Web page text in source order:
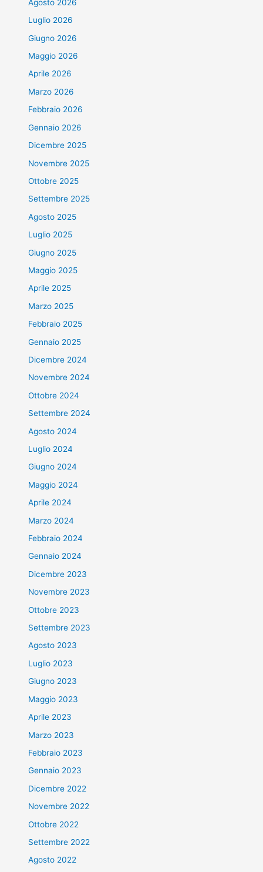
Agosto 2026
Luglio 2026
Giugno 2026
Maggio 2026
Aprile 2026
Marzo 2026
Febbraio 2026
Gennaio 2026
Dicembre 2025
Novembre 2025
Ottobre 2025
Settembre 2025
Agosto 2025
Luglio 2025
Giugno 2025
Maggio 2025
Aprile 2025
Marzo 2025
Febbraio 2025
Gennaio 2025
Dicembre 2024
Novembre 2024
Ottobre 2024
Settembre 2024
Agosto 2024
Luglio 2024
Giugno 2024
Maggio 2024
Aprile 2024
Marzo 2024
Febbraio 2024
Gennaio 2024
Dicembre 2023
Novembre 2023
Ottobre 2023
Settembre 2023
Agosto 2023
Luglio 2023
Giugno 2023
Maggio 2023
Aprile 2023
Marzo 2023
Febbraio 2023
Gennaio 2023
Dicembre 2022
Novembre 2022
Ottobre 2022
Settembre 2022
Agosto 2022